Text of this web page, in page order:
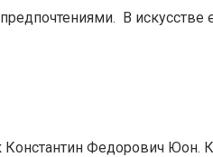
В искусстве
Константин Федорович Юон.